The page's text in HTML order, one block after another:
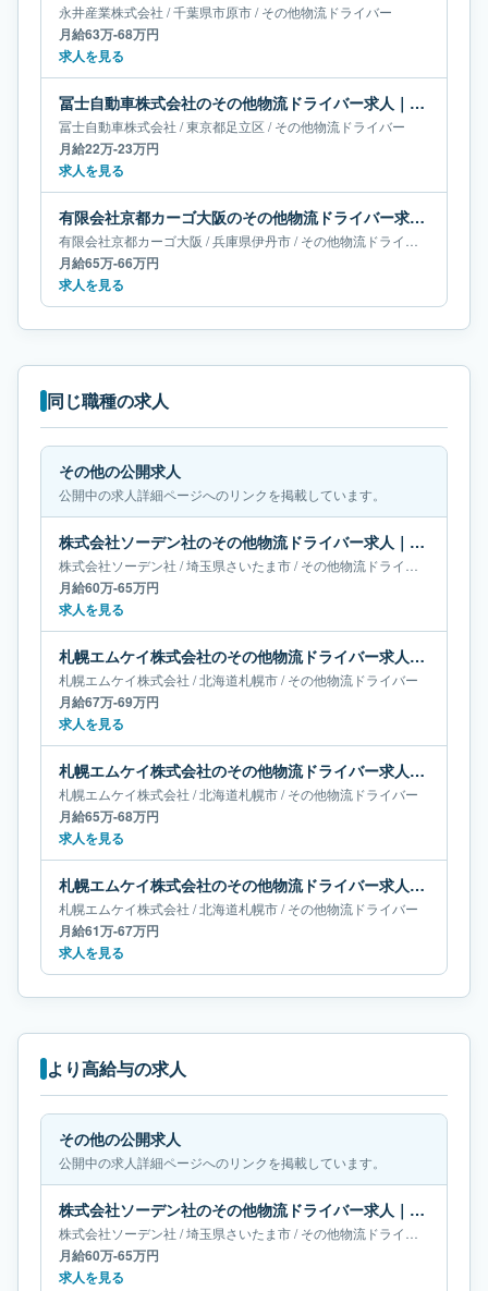
永井産業株式会社 /千葉県市原市/その他物流ドライバー
月給63万-68万円
求人を見る
冨士自動車株式会社のその他物流ドライバー求人｜東京都足立区｜月給22万-23万円
冨士自動車株式会社 /東京都足立区 /その他物流ドライバー
月給22万-23万円
求人を見る
有限会社京都カーゴ大阪のその他物流ドライバー求人｜兵庫県伊丹市｜月給65万-66万円
有限会社京都カーゴ大阪 /兵庫県伊丹市/その他物流ドライバー
月給65万-66万円
求人を見る
同じ職種の求人
その他の公開求人
公開中の求人詳細ページへのリンクを掲載しています。
株式会社ソーデン社のその他物流ドライバー求人｜埼玉県さいたま市｜月給60万-65万円
株式会社ソーデン社 /埼玉県さいたま市/その他物流ドライバー
月給60万-65万円
求人を見る
札幌エムケイ株式会社のその他物流ドライバー求人｜北海道札幌市｜月給67万-69万円
札幌エムケイ株式会社 /北海道札幌市/その他物流ドライバー
月給67万-69万円
求人を見る
札幌エムケイ株式会社のその他物流ドライバー求人｜北海道札幌市｜月給65万-68万円
札幌エムケイ株式会社 /北海道札幌市/その他物流ドライバー
月給65万-68万円
求人を見る
札幌エムケイ株式会社のその他物流ドライバー求人｜北海道札幌市｜月給61万-67万円
札幌エムケイ株式会社 /北海道札幌市/その他物流ドライバー
月給61万-67万円
求人を見る
より高給与の求人
その他の公開求人
公開中の求人詳細ページへのリンクを掲載しています。
株式会社ソーデン社のその他物流ドライバー求人｜埼玉県さいたま市｜月給60万-65万円
株式会社ソーデン社 /埼玉県さいたま市/その他物流ドライバー
月給60万-65万円
求人を見る